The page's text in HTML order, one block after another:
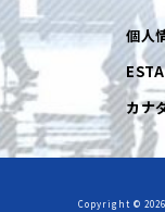
個人
カナ
Copyright ©